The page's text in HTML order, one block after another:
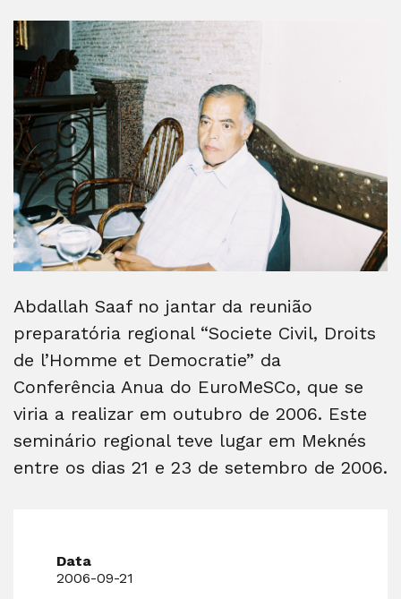
Abdallah Saaf no jantar da reunião
preparatória regional “Societe Civil, Droits
de l’Homme et Democratie” da
Conferência Anua do EuroMeSCo, que se
viria a realizar em outubro de 2006. Este
seminário regional teve lugar em Meknés
entre os dias 21 e 23 de setembro de 2006.
Data
2006-09-21